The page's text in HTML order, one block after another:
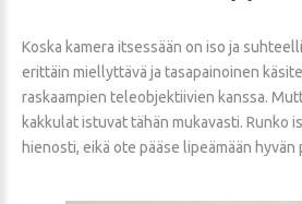
Koska kamera itsessään on iso ja
erittäin miellyttävä ja tasapainoinen
raskaampien teleobjektiivien kanssa.
kakkulat istuvat tähän mukavasti. Runko
hienosti, eikä ote pääse lipeämään